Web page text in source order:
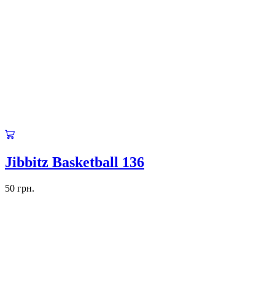
Jibbitz Basketball 136
50 грн.